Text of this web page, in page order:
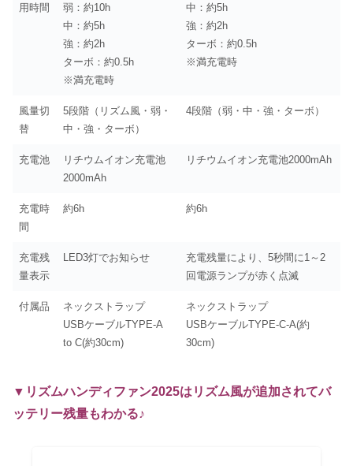
用時間
弱：約10h
中：約5h
強：約2h
ターボ：約0.5h
※満充電時
中：約5h
強：約2h
ターボ：約0.5h
※満充電時
風量切
替
5段階（リズム風・弱・
中・強・ターボ）
4段階（弱・中・強・ターボ）
充電池
リチウムイオン充電池
2000mAh
リチウムイオン充電池2000mAh
充電時
間
約6h 約6h
充電残
量表示
LED3灯でお知らせ
充電残量により、5秒間に1～2
回電源ランプが赤く点滅
付属品
ネックストラップ
USBケーブルTYPE-A
to C(約30cm)
ネックストラップ
USBケーブルTYPE-C-A(約
30cm)
▼リズムハンディファン2025はリズム風が追加されてバ
ッテリー残量もわかる♪